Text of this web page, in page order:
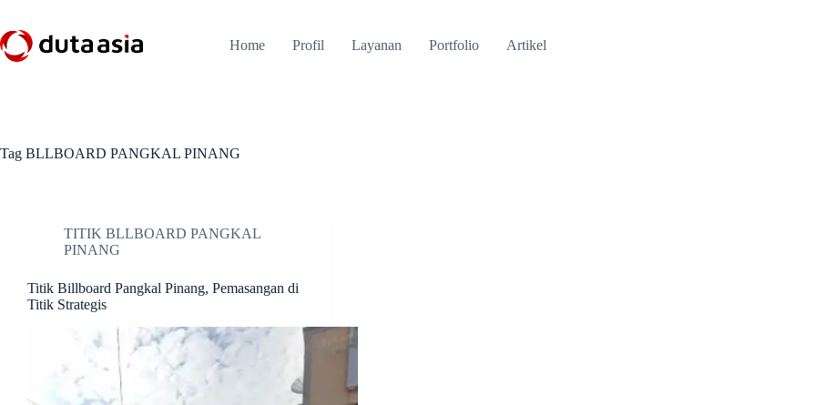
content
Home Profil Layanan Portfolio Artikel
Tag BLLBOARD PANGKAL PINANG
TITIK BLLBOARD PANGKAL
PINANG
Titik Billboard Pangkal Pinang, Pemasangan di
Titik Strategis